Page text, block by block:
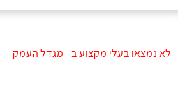
לא נמצאו בעלי מקצוע ב - מגדל העמק